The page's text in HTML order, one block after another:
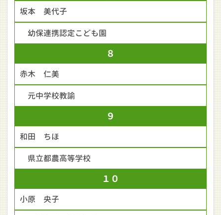
坂本 美代子
幼保連携認定こども園
８
赤木 仁美
元中学校教諭
９
和田 ちほ
県立都農高等学校
１０
小原 央子